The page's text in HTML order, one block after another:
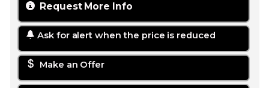
Request More Info
Ask for alert when the price is reduced
Make an Offer